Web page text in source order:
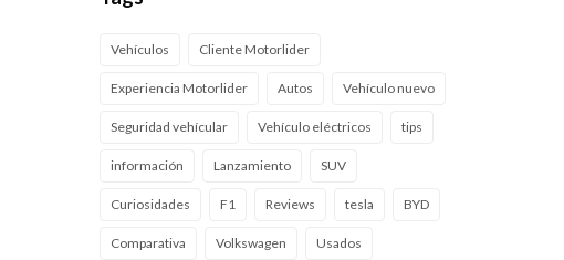
Vehículos Cliente Motorlider
Experiencia Motorlider Autos Vehículo nuevo
Seguridad vehícular Vehículo eléctricos tips
información Lanzamiento SUV
Curiosidades F1 Reviews tesla BYD
Comparativa Volkswagen Usados